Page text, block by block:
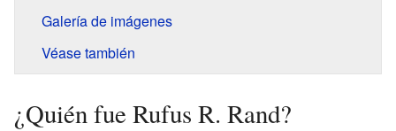
Galería de imágenes
Véase también
¿Quién fue Rufus R. Rand?